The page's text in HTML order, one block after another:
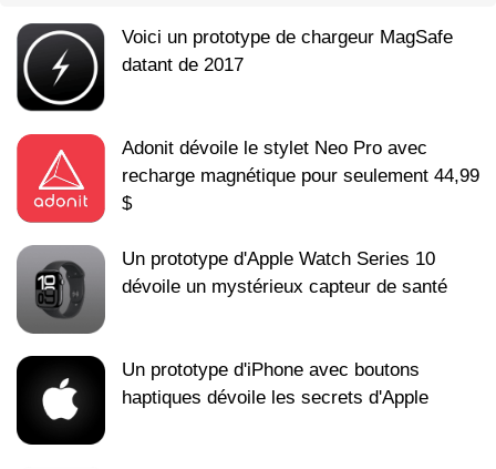
Voici un prototype de chargeur MagSafe
datant de 2017
Adonit dévoile le stylet Neo Pro avec
recharge magnétique pour seulement 44,99
$
Un prototype d'Apple Watch Series 10
dévoile un mystérieux capteur de santé
Un prototype d'iPhone avec boutons
haptiques dévoile les secrets d'Apple